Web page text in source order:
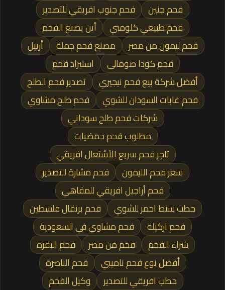
فحم جنين
فحم جنوب افريقي للتصدير
فحم طبيعي كلومبي
أين يصنع الفحم
فحم ليمون من مصر
مصنع فحم جملة
أربيل
فحم كودا صومالى
استيراد فحم
أفضل شركة بيع فحم نيجيري
تصدير فحم الطلح
فحم غابات السودان للشوي
فحم طلح مشاوي
شركات فحم طلح سوداني
مطلوب فحم حمضيات
تاجر فحم سريع الأشتعال افريقي
سعر فحم الليمون
فحم مشارة للتصدير
فحم أراجيل افريقي للمقاهي
حطب سنط احمر للشوي
فحم برتقال فلسطين
فحم اركيلة
فحم مشاوي في السعودية
شراء الفحم
فحم من مصر
فحم البقرة
أفضل نوع فحم ناميبي
فحم الناصرة
حطب افريقي للتصدير
وكيل الفحم